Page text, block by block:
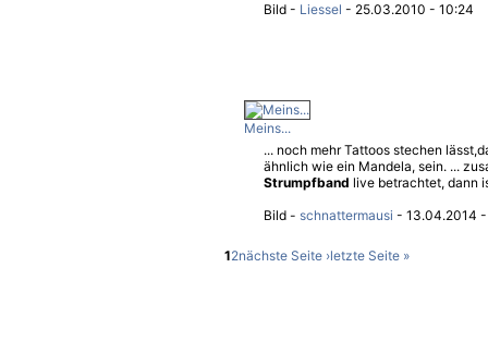
Bild - Liessel - 25.03.2010 - 10:24
Meins...
... noch mehr Tattoos stechen
ähnlich wie ein Mandela, sein. ...
Strumpfband live betrachtet, dann
Bild - schnattermausi - 13.04.2014 -
12nächste Seite ›letzte Seite »